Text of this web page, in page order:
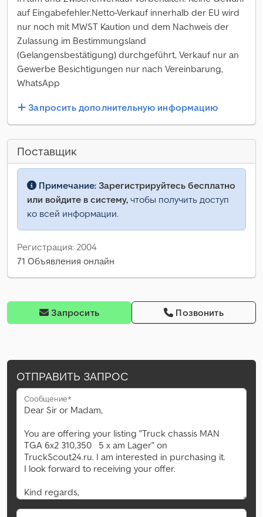
auf Eingabefehler.Netto-Verkauf innerhalb der EU wird
nur noch mit MWST Kaution und dem Nachweis der
Zulassung im Bestimmungsland
(Gelangensbestätigung) durchgeführt, Verkauf nur an
Gewerbe Besichtigungen nur nach Vereinbarung,
WhatsApp
Запросить дополнительную информацию
Поставщик
Примечание: Зарегистрируйтесь бесплатно
или войдите в систему, чтобы получить доступ
ко всей информации.
Регистрация: 2004
71 Объявления онлайн
Запросить Позвонить
ОТПРАВИТЬ ЗАПРОС
Сообщение*